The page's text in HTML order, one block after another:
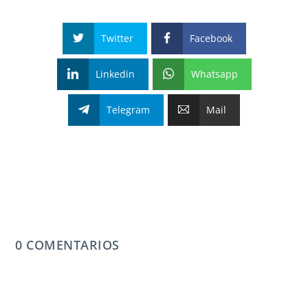
Twitter Facebook
Linkedin Whatsapp
Telegram Mail
0 COMENTARIOS